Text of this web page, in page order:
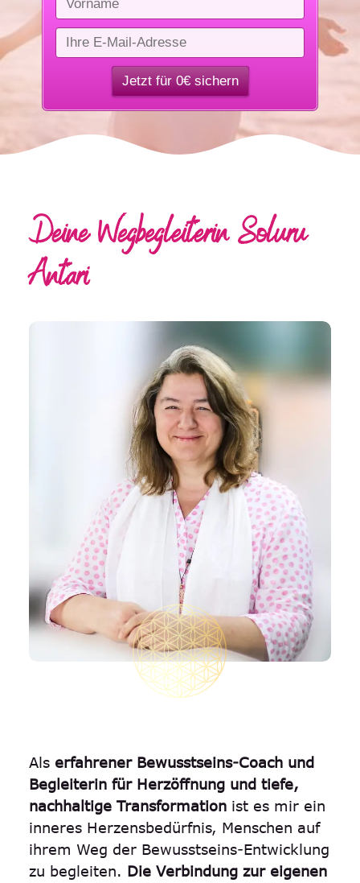
Deine Wegbegleiterin Soluru
Antari
Als erfahrener Bewusstseins-Coach und
Begleiterin für Herzöffnung und tiefe,
nachhaltige Transformationist es mir ein
inneres Herzensbedürfnis, Menschen auf
ihrem Weg der Bewusstseins-Entwicklung
zu begleiten. Die Verbindung zur eigenen